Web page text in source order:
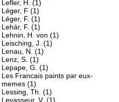
Lefler, H.(1)
Léger, F(1)
Léger, F.(1)
Lehár, F.(1)
Lehnin, H. von(1)
Leisching, J.(1)
Lenau, N.(1)
Lenz, S.(1)
Lepape, G.(1)
Les Francais paints par eux-
memes(1)
Lessing, Th.(1)
Levasseur, V.(1)